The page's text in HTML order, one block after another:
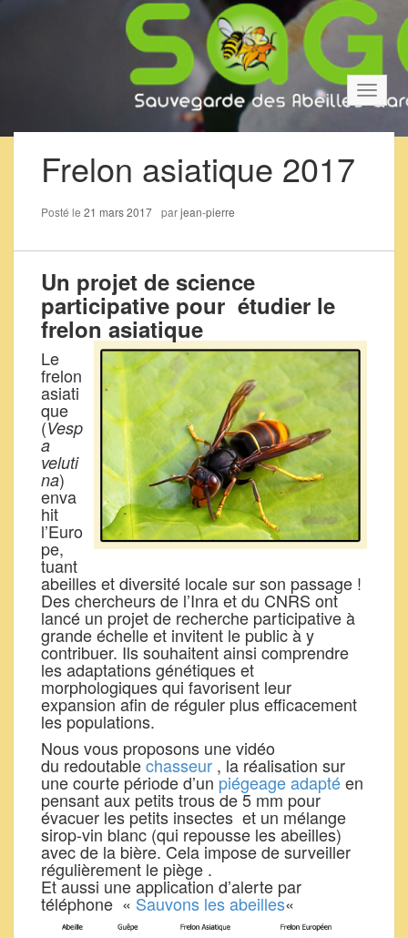
la
Frelon asiatique 2017
Posté le 21 mars 2017 parjean-pierre
Un projet de science
participative pour étudier le
frelon asiatique
Le
frelon
asiati
que
(Vesp
a
veluti
na)
enva
hit
l’Euro
pe,
tuant
abeilles et diversité locale sur son passage !
Des chercheurs de l’Inra et du CNRS ont
lancé un projet de recherche participative à
grande échelle et invitent le public à y
contribuer. Ils souhaitent ainsi comprendre
les adaptations génétiques et
morphologiques qui favorisent leur
expansion afin de réguler plus efficacement
les populations.
Nous vous proposons une vidéo
du redoutablechasseur , la réalisation sur
une courte période d’unpiégeage adaptéen
pensant aux petits trous de 5 mm pour
évacuer les petits insectes et un mélange
sirop-vin blanc (qui repousse les abeilles)
avec de la bière. Cela impose de surveiller
régulièrement le piège .
Et aussi une application d’alerte par
téléphone « Sauvons les abeilles«